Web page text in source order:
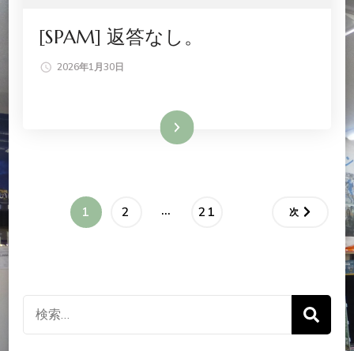
[SPAM] 返答なし。
2026年1月30日
続きを読む
ナ
ビ
固
ー
1
固
ー
2 …
固
ー
21 次
索